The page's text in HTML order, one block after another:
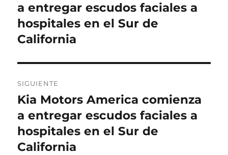
entradas
anterior:
a entregar escudos faciales a
hospitales en el Sur de
California
SIGUIENTE
Entrada
siguiente:
Kia Motors America comienza
a entregar escudos faciales a
hospitales en el Sur de
California